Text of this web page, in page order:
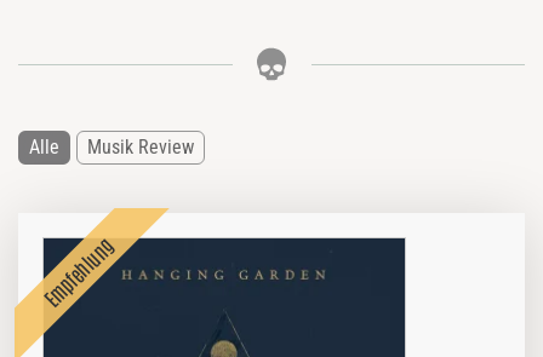
Alle Musik Review